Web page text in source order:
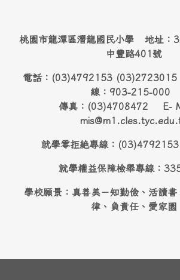
桃園市龍潭區潛龍國民小學 地址：
中豐路401號
電話：(03)4792153
線：903-215-000
傳真：(03)4708472 E-
就學零拒絶專線：
就學權益保障檢舉專線：
學校願景：真善美－知勤儉、活讀
律、負責任、愛家園